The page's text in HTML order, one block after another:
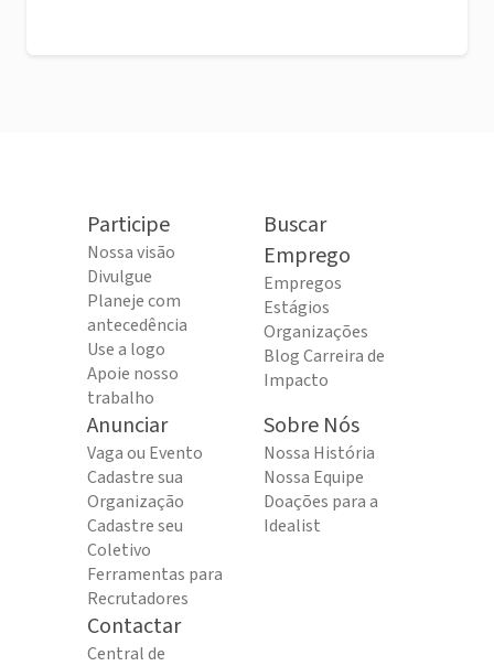
Participe
Nossa visão
Divulgue
Planeje com
antecedência
Use a logo
Apoie nosso
trabalho
Buscar
Emprego
Empregos
Estágios
Organizações
Blog Carreira de
Impacto
Anunciar
Vaga ou Evento
Cadastre sua
Organização
Cadastre seu
Coletivo
Ferramentas para
Recrutadores
Sobre Nós
Nossa História
Nossa Equipe
Doações para a
Idealist
Contactar
Central de